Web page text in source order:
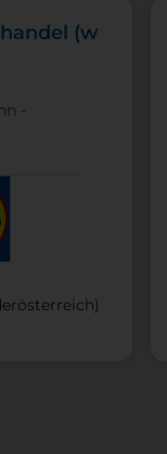
(w
-